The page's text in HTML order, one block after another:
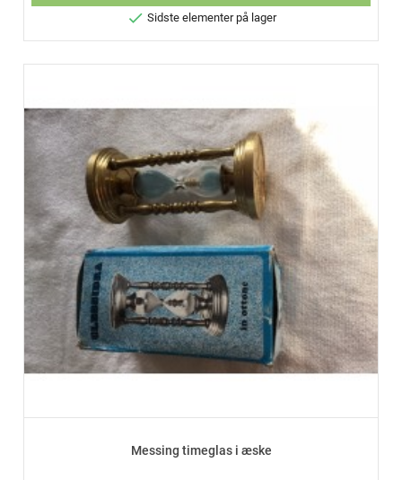
 Sidste elementer på lager
Messing timeglas i æske